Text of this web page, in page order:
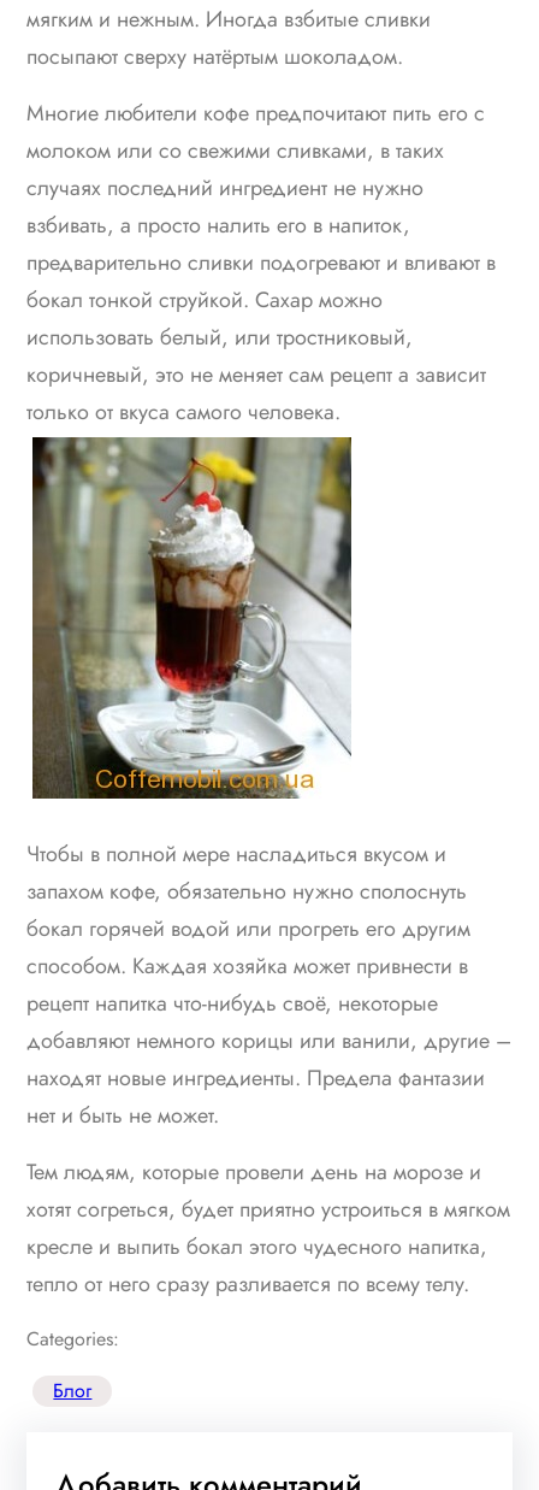
мягким и нежным. Иногда взбитые сливки
посыпают сверху натёртым шоколадом.
Многие любители кофе предпочитают пить его с
молоком или со свежими сливками, в таких
случаях последний ингредиент не нужно
взбивать, а просто налить его в напиток,
предварительно сливки подогревают и вливают в
бокал тонкой струйкой. Сахар можно
использовать белый, или тростниковый,
коричневый, это не меняет сам рецепт а зависит
только от вкуса самого человека.
Чтобы в полной мере насладиться вкусом и
запахом кофе, обязательно нужно сполоснуть
бокал горячей водой или прогреть его другим
способом. Каждая хозяйка может привнести в
рецепт напитка что-нибудь своё, некоторые
добавляют немного корицы или ванили, другие –
находят новые ингредиенты. Предела фантазии
нет и быть не может.
Тем людям, которые провели день на морозе и
хотят согреться, будет приятно устроиться в мягком
кресле и выпить бокал этого чудесного напитка,
тепло от него сразу разливается по всему телу.
Categories:
Блог